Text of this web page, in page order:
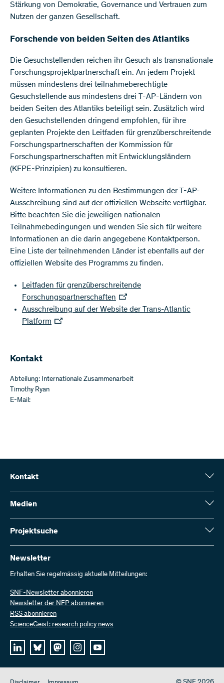
Stärkung von Demokratie, Governance und Vertrauen zum
Nutzen der ganzen Gesellschaft.
Forschende von beiden Seiten des Atlantiks
Die Gesuchstellenden reichen ihr Gesuch als transnationale
Forschungsprojektpartnerschaft ein. An jedem Projekt
müssen mindestens drei teilnahmeberechtigte
Gesuchstellende aus mindestens drei T-AP-Ländern von
beiden Seiten des Atlantiks beteiligt sein. Zusätzlich wird
den Gesuchstellenden dringend empfohlen, für ihre
geplanten Projekte den Leitfaden für grenzüberschreitende
Forschungspartnerschaften der Kommission für
Forschungspartnerschaften mit Entwicklungsländern
(KFPE-Prinzipien) zu konsultieren.
Weitere Informationen zu den Bestimmungen der T-AP-
Ausschreibung sind auf der offiziellen Webseite verfügbar.
Bitte beachten Sie die jeweiligen nationalen
Teilnahmebedingungen und wenden Sie sich für weitere
Informationen an die darin angegebene Kontaktperson.
Eine Liste der teilnehmenden Länder ist ebenfalls auf der
offiziellen Website des Programms zu finden.
Leitfaden für grenzüberschreitende
Forschungspartnerschaften
Ausschreibung auf der Website der Trans-Atlantic
Platform
​​Kontakt
Abteilung: Internationale Zusammenarbeit
Timothy Ryan
E-Mail:
Kontakt
Schweizerischer Nationalfonds (SNF)
Wildhainweg 3
Kontakt aufnehmen
Rechnung senden
Bei uns arbeiten
Offene Stellen
Medien
Medienauskünfte
Jahresbericht
Projektsuche
Hier finden Sie umfangreiche Informationen zu den vom SNF
bewilligten Forschungsprojekten und Förderbeiträgen:
Projektsuche
Newsletter
Erhalten Sie regelmässig aktuelle Mitteilungen:
SNF-Newsletter abonnieren
Newsletter der NFP abonnieren
RSS abonnieren
ScienceGeist: research policy news